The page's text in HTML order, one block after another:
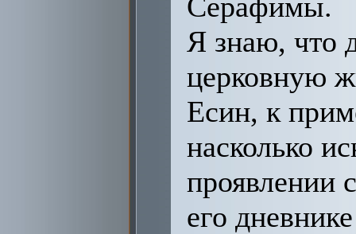
Я знаю, что
церковную
Есин, к
насколько
проявлении
его